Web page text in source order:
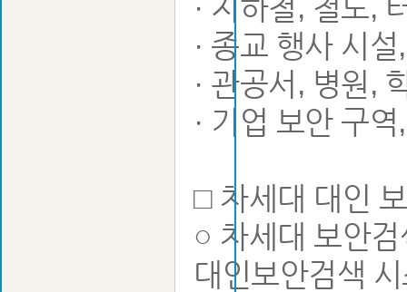
· 지하철, 철도,
· 종교 행사 시
· 관공서, 병원,
· 기업 보안 구
□ 차세대 대인
○ 차세대 보안
대인보안검색